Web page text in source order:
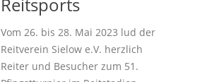
Vom 26. bis 28. Mai 2023 lud der
Reitverein Sielow e.V. herzlich
Reiter und Besucher zum 51.